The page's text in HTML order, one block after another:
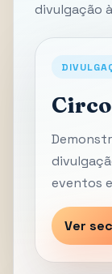
divulgação
eventos
Ver